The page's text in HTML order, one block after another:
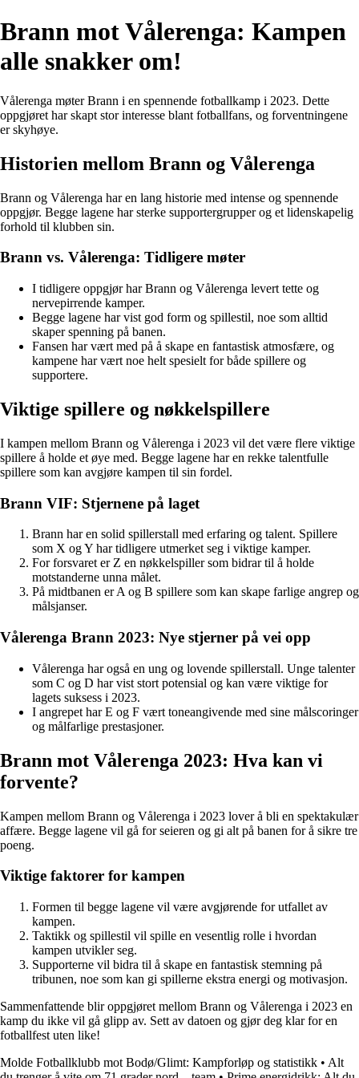
Brann mot Vålerenga: Kampen
alle snakker om!
Vålerenga møter Brann i en spennende fotballkamp i 2023. Dette
oppgjøret har skapt stor interesse blant fotballfans, og forventningene
er skyhøye.
Historien mellom Brann og Vålerenga
Brann og Vålerenga har en lang historie med intense og spennende
oppgjør. Begge lagene har sterke supportergrupper og et lidenskapelig
forhold til klubben sin.
Brann vs. Vålerenga: Tidligere møter
I tidligere oppgjør har Brann og Vålerenga levert tette og
nervepirrende kamper.
Begge lagene har vist god form og spillestil, noe som alltid
skaper spenning på banen.
Fansen har vært med på å skape en fantastisk atmosfære, og
kampene har vært noe helt spesielt for både spillere og
supportere.
Viktige spillere og nøkkelspillere
I kampen mellom Brann og Vålerenga i 2023 vil det være flere viktige
spillere å holde et øye med. Begge lagene har en rekke talentfulle
spillere som kan avgjøre kampen til sin fordel.
Brann VIF: Stjernene på laget
Brann har en solid spillerstall med erfaring og talent. Spillere
som X og Y har tidligere utmerket seg i viktige kamper.
For forsvaret er Z en nøkkelspiller som bidrar til å holde
motstanderne unna målet.
På midtbanen er A og B spillere som kan skape farlige angrep og
målsjanser.
Vålerenga Brann 2023: Nye stjerner på vei opp
Vålerenga har også en ung og lovende spillerstall. Unge talenter
som C og D har vist stort potensial og kan være viktige for
lagets suksess i 2023.
I angrepet har E og F vært toneangivende med sine målscoringer
og målfarlige prestasjoner.
Brann mot Vålerenga 2023: Hva kan vi
forvente?
Kampen mellom Brann og Vålerenga i 2023 lover å bli en spektakulær
affære. Begge lagene vil gå for seieren og gi alt på banen for å sikre tre
poeng.
Viktige faktorer for kampen
Formen til begge lagene vil være avgjørende for utfallet av
kampen.
Taktikk og spillestil vil spille en vesentlig rolle i hvordan
kampen utvikler seg.
Supporterne vil bidra til å skape en fantastisk stemning på
tribunen, noe som kan gi spillerne ekstra energi og motivasjon.
Sammenfattende blir oppgjøret mellom Brann og Vålerenga i 2023 en
kamp du ikke vil gå glipp av. Sett av datoen og gjør deg klar for en
fotballfest uten like!
Molde Fotballklubb mot Bodø/Glimt: Kampforløp og statistikk • Alt